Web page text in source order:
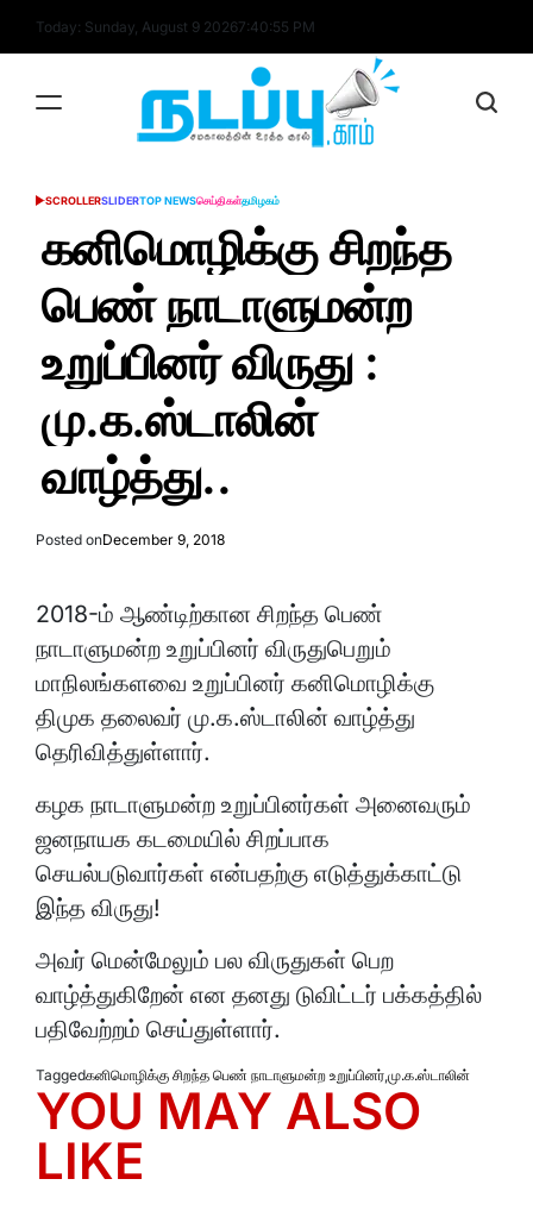
Today: Sunday, August 9 20267:40:56 PM
POSTED
SCROLLERSLIDERTOP NEWSசெய்திகள்தமிழகம்
கனிமொழிக்கு சிறந்த
பெண் நாடாளுமன்ற
உறுப்பினர் விருது :
மு.க.ஸ்டாலின்
வாழ்த்து..
Posted onDecember 9, 2018
2018-ம் ஆண்டிற்கான சிறந்த பெண்
நாடாளுமன்ற உறுப்பினர் விருதுபெறும்
மாநிலங்களவை உறுப்பினர் கனிமொழிக்கு
திமுக தலைவர் மு.க.ஸ்டாலின் வாழ்த்து
தெரிவித்துள்ளார்.
கழக நாடாளுமன்ற உறுப்பினர்கள் அனைவரும்
ஜனநாயக கடமையில் சிறப்பாக
செயல்படுவார்கள் என்பதற்கு எடுத்துக்காட்டு
இந்த விருது!
அவர் மென்மேலும் பல விருதுகள் பெற
வாழ்த்துகிறேன் என தனது டுவிட்டர் பக்கத்தில்
பதிவேற்றம் செய்துள்ளார்.
Taggedகனிமொழிக்கு சிறந்த பெண் நாடாளுமன்ற உறுப்பினர்,மு.க.ஸ்டாலின்
YOU MAY ALSO
LIKE